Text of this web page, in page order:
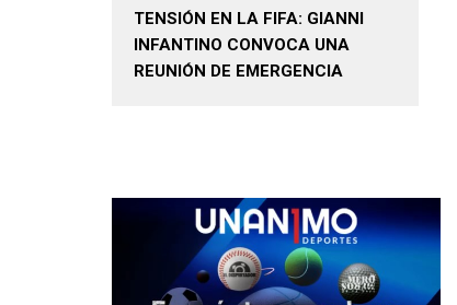
TENSIÓN EN LA FIFA: GIANNI
INFANTINO CONVOCA UNA
REUNIÓN DE EMERGENCIA